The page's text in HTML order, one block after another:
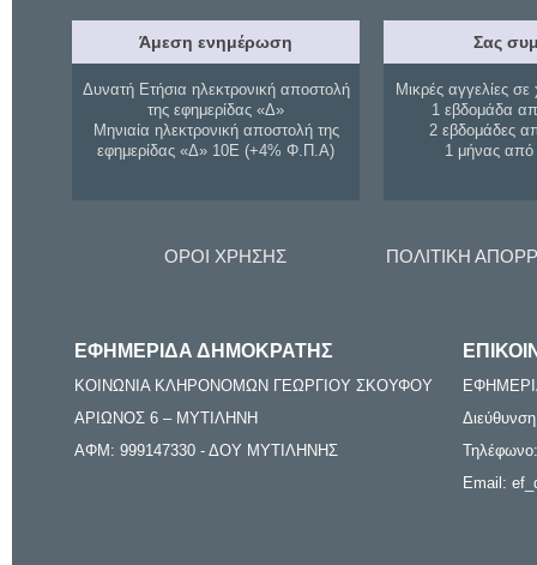
Άμεση ενημέρωση
Δυνατή Ετήσια ηλεκτρονική αποστολή
της εφημερίδας «Δ»
Μηνιαία ηλεκτρονική αποστολή της
εφημερίδας «Δ» 10Ε (+4% Φ.Π.Α)
Σας
Μικρές αγγελίες σε
1 εβδομάδα
2 εβδομάδες
1 μήνας
ΟΡΟΙ ΧΡΗΣΗΣ ΠΟΛΙΤΙΚΗ
ΕΦΗΜΕΡΙΔΑ ΔΗΜΟΚΡΑΤΗΣ
ΚΟΙΝΩΝΙΑ ΚΛΗΡΟΝΟΜΩΝ ΓΕΩΡΓΙΟΥ ΣΚΟΥΦΟΥ
ΑΡΙΩΝΟΣ 6 – ΜΥΤΙΛΗΝΗ
ΑΦΜ: 999147330 - ΔΟΥ ΜΥΤΙΛΗΝΗΣ
Email: